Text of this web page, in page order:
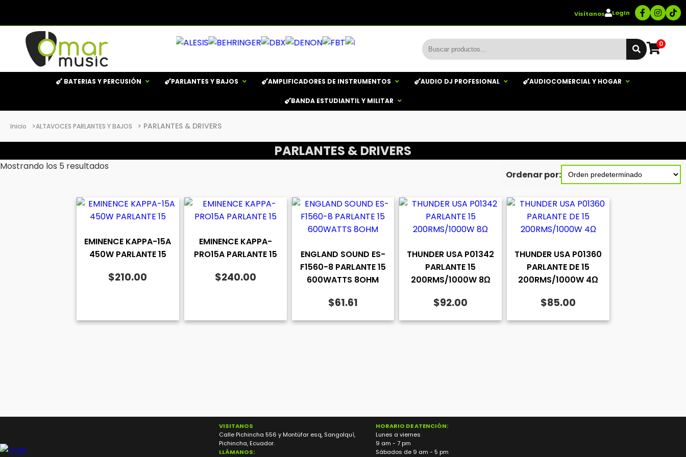
Visítanos LogIn
0
BATERIAS Y PERCUSIÓN PARLANTES Y BAJOS AMPLIFICADORES DE INSTRUMENTOS AUDIO DJ PROFESIONAL AUDIOCOMERCIAL Y HOGAR
BANDA ESTUDIANTIL Y MILITAR
Inicio >ALTAVOCES PARLANTES Y BAJOS > PARLANTES & DRIVERS
PARLANTES & DRIVERS
Mostrando los 5 resultados
EMINENCE KAPPA-15A
450W PARLANTE 15
$210.00
EMINENCE KAPPA-
PRO15A PARLANTE 15
$240.00
ENGLAND SOUND ES-
F1560-8 PARLANTE 15
600WATTS 8OHM
$61.61
THUNDER USA P01342
PARLANTE 15
200RMS/1000W 8Ω
$92.00
THUNDER USA P01360
PARLANTE DE 15
200RMS/1000W 4Ω
$85.00
VISITANOS
Calle Pichincha 556 y Montúfar esq, Sangolquí,
Pichincha, Ecuador.
LLÁMANOS:
HORARIO DE ATENCIÓN:
Lunes a viernes
9 am - 7 pm
Sábados de 9 am - 5 pm